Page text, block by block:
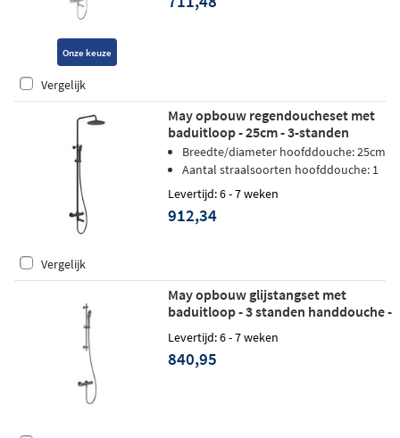
Onze keuze
Vergelijk
May opbouw regendoucheset met
baduitloop - 25cm - 3-standen
handdouche - mat zwart PED
Breedte/diameter hoofddouche: 25cm
Aantal straalsoorten hoofddouche: 1
Levertijd: 6 - 7 weken
912,34
Vergelijk
May opbouw glijstangset met
baduitloop - 3 standen handdouche -
Levertijd: 6 - 7 weken
840,95